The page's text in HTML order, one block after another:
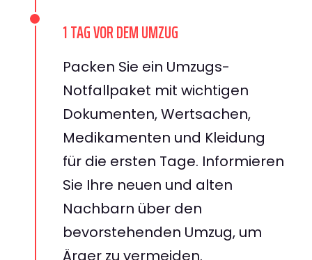
1 TAG VOR DEM UMZUG
Packen Sie ein Umzugs-
Notfallpaket mit wichtigen
Dokumenten, Wertsachen,
Medikamenten und Kleidung
für die ersten Tage. Informieren
Sie Ihre neuen und alten
Nachbarn über den
bevorstehenden Umzug, um
Ärger zu vermeiden.